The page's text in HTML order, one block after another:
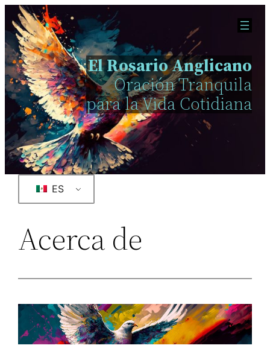
Saltar
al
contenido
El Rosario Anglicano
Oración Tranquila
para la Vida Cotidiana
ES
Acerca de